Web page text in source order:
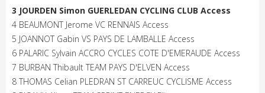
3 JOURDEN Simon GUERLEDAN CYCLING CLUB Access
4 BEAUMONT Jerome VC RENNAIS Access
5 JOANNOT Gabin VS PAYS DE LAMBALLE Access
6 PALARIC Sylvain ACCRO CYCLES COTE D'EMERAUDE Access
7 BURBAN Thibault TEAM PAYS D'ELVEN Access
8 THOMAS Celian PLEDRAN ST CARREUC CYCLISME Access